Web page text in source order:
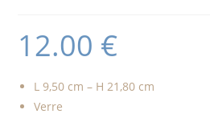
12.00 €
L 9,50 cm – H 21,80 cm
Verre